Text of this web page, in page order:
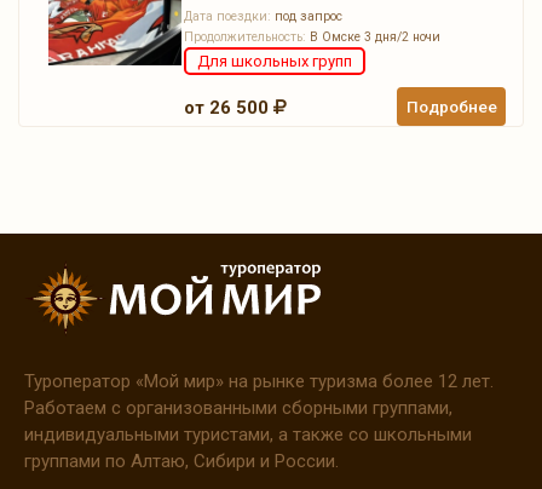
Дата поездки: под запрос
Продолжительность: В Омске 3 дня/2 ночи
Для школьных групп
от 26 500 Подробнее
Туроператор «Мой мир» на рынке туризма более 12 лет.
Работаем с организованными сборными группами,
индивидуальными туристами, а также со школьными
группами по Алтаю, Сибири и России.